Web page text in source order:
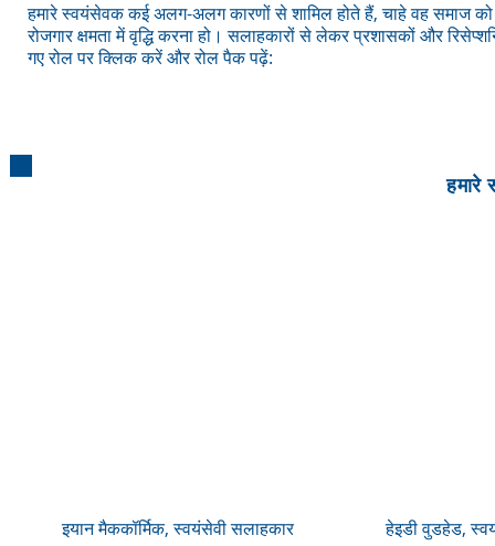
हमारे स्वयंसेवक कई अलग-अलग कारणों से शामिल होते हैं, चाहे वह समाज
रोजगार क्षमता में वृद्धि करना हो। सलाहकारों से लेकर प्रशासकों और
गए रोल पर क्लिक करें और रोल पैक पढ़ें:
इयान मैककॉर्मिक, स्वयंसेवी सलाहकार हेइडी वुडहेड,